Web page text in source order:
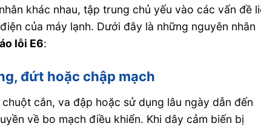
khác nhau, tập trung chủ yếu vào các vấn đề
của máy lạnh. Dưới đây là những nguyên nhân
lỗi E6:
đứt hoặc chập mạch
cắn, va đập hoặc sử dụng lâu ngày dẫn đến
về bo mạch điều khiển. Khi dây cảm biến bị